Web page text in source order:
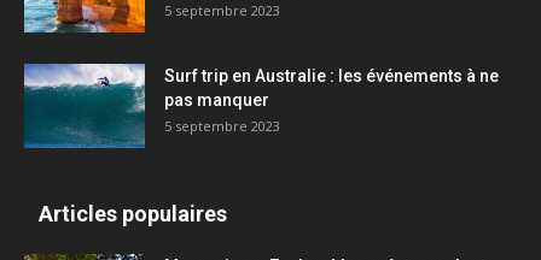
5 septembre 2023
Surf trip en Australie : les événements à ne
pas manquer
5 septembre 2023
Articles populaires